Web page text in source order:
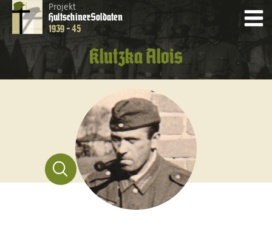
Projekt
HultschinerSoldaten
1939 - 45
Klutzka Alois